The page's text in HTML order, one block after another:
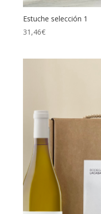
Estuche selección 1
31,46€